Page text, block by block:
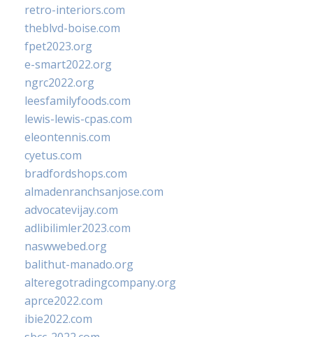
retro-interiors.com
theblvd-boise.com
fpet2023.org
e-smart2022.org
ngrc2022.org
leesfamilyfoods.com
lewis-lewis-cpas.com
eleontennis.com
cyetus.com
bradfordshops.com
almadenranchsanjose.com
advocatevijay.com
adlibilimler2023.com
naswwebed.org
balithut-manado.org
alteregotradingcompany.org
aprce2022.com
ibie2022.com